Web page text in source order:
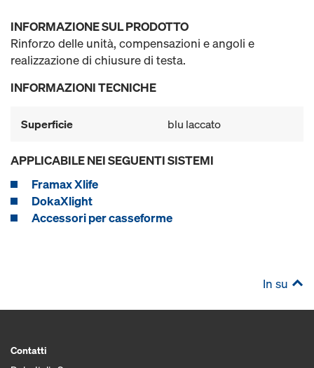
INFORMAZIONE SUL PRODOTTO
Rinforzo delle unità, compensazioni e angoli e
realizzazione di chiusure di testa.
INFORMAZIONI TECNICHE
Superficie blu laccato
APPLICABILE NEI SEGUENTI SISTEMI
Framax Xlife
DokaXlight
Accessori per casseforme
In su
Contatti